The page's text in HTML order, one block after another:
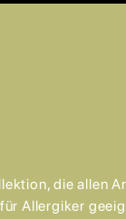
die allen
Allergiker